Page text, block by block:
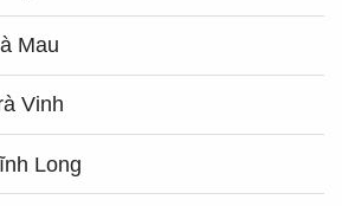
Mau
Vinh
Long